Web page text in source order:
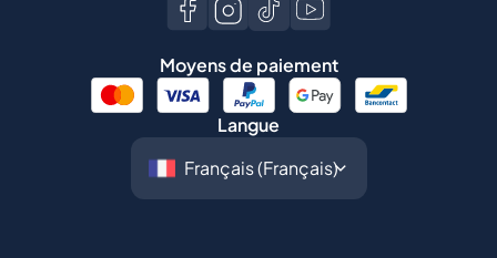
2026Spiritory.Tous droits réservés